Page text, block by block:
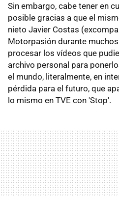
Sin embargo, cabe tener en
posible gracias a que el
nieto Javier Costas
Motorpasión durante
procesar los vídeos que
archivo personal para
el mundo, literalmente, en
pérdida para el futuro, que
lo mismo en TVE con 'Stop'.